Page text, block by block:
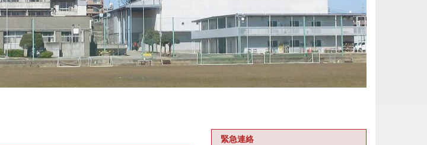
緊急連絡